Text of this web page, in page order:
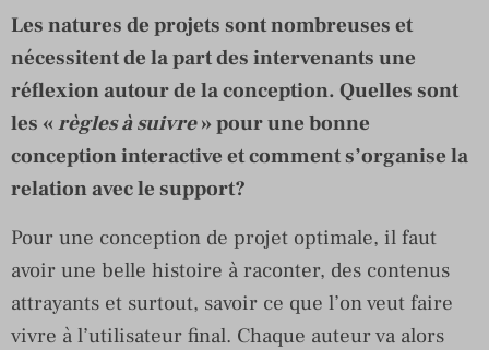
Les natures de projets sont nombreuses et
nécessitent de la part des intervenants une
réflexion autour de la conception. Quelles sont
les « règles à suivre» pour une bonne
conception interactive et comment s’organise la
relation avec le support?
Pour une conception de projet optimale, il faut
avoir une belle histoire à raconter, des contenus
attrayants et surtout, savoir ce que l’on veut faire
vivre à l’utilisateur final. Chaque auteur va alors